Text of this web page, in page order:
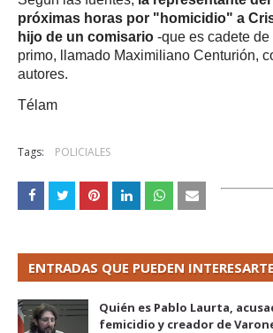
próximas horas por "homicidio" a
hijo de un comisario -que es cadete de
primo, llamado Maximiliano Centurión,
autores.
Télam
Tags: POLICIALES
ENTRADAS QUE PUEDEN
Quién es Pablo Laurta,
femicidio y creador de